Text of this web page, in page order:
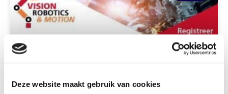
Deze website maakt gebruik van cookies